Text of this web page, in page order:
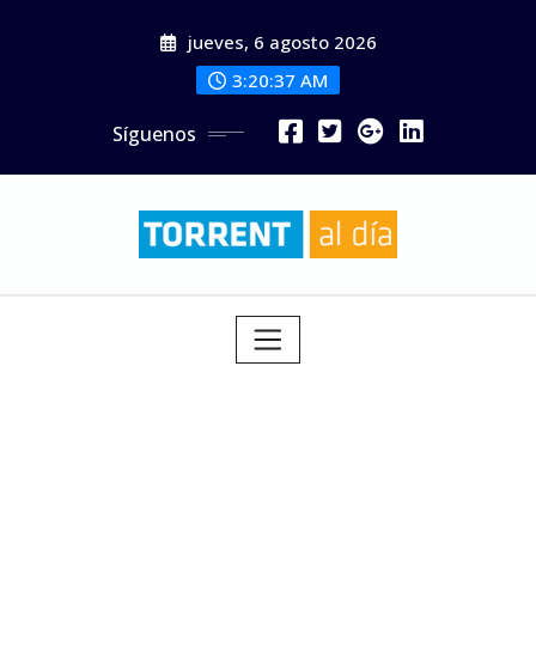
jueves, 6 agosto 2026
3:20:39 AM
Síguenos